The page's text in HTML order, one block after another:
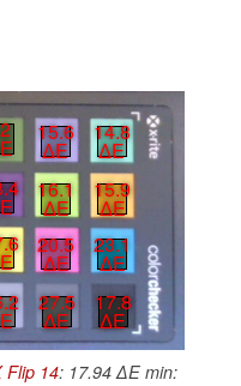
15.6
∆E
14.8
∆E
16.1
∆E
15.9
∆E
20.5
∆E
23.1
∆E
27.5
∆E
17.8
∆E
Flip 14: 17.94 ∆E min: